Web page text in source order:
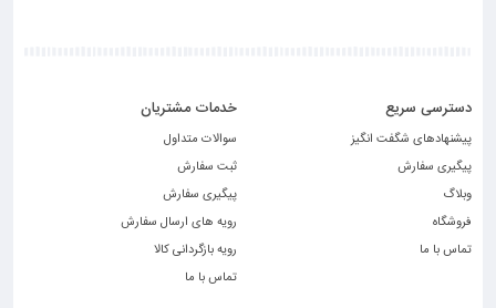
دسترسی سریع
پیشنهادهای شگفت انگیز
پیگیری سفارش
وبلاگ
فروشگاه
تماس با ما
خدمات مشتریان
سوالات متداول
ثبت سفارش
پیگیری سفارش
رویه های ارسال سفارش
رویه بازگردانی کالا
تماس با ما